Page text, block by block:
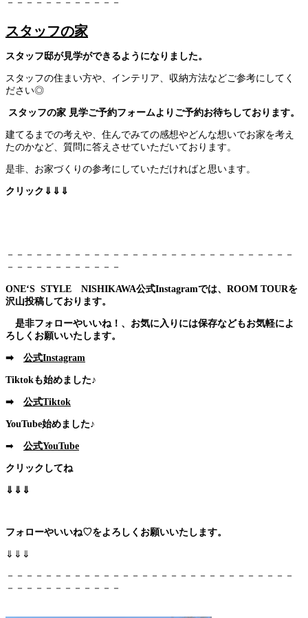
－－－－－－－－－－－－
スタッフの家
スタッフ邸が見学ができるようになりました。
スタッフの住まい方や、インテリア、収納方法などご参考にしてく
ださい◎
スタッフの家 見学ご予約フォームよりご予約お待ちしております。
建てるまでの考えや、住んでみての感想やどんな想いでお家を考え
たのかなど、質問に答えさせていただいております。
是非、お家づくりの参考にしていただければと思います。
クリック⇓⇓⇓
－－－－－－－－－－－－－－－－－－－－－－－－－－－－－－
－－－－－－－－－－－－
ONE‘S STYLE NISHIKAWA公式Instagramでは、ROOM TOURを
沢山投稿しております。
是非フォローやいいね！、お気に入りには保存などもお気軽によ
ろしくお願いいたします。
➡ 公式Instagram
Tiktokも始めました♪
➡ 公式Tiktok
YouTube始めました♪
➡ 公式YouTube
クリックしてね
⇓⇓⇓
フォローやいいね♡をよろしくお願いいたします。
⇓⇓⇓
－－－－－－－－－－－－－－－－－－－－－－－－－－－－－－
－－－－－－－－－－－－